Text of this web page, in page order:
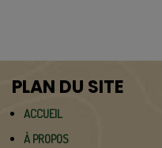
PLAN DU SITE
ACCUEIL
À PROPOS